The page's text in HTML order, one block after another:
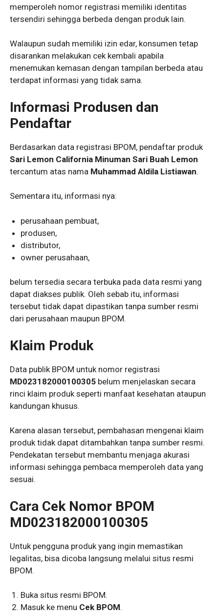
memperoleh nomor registrasi memiliki identitas
tersendiri sehingga berbeda dengan produk lain.
Walaupun sudah memiliki izin edar, konsumen tetap
disarankan melakukan cek kembali apabila
menemukan kemasan dengan tampilan berbeda atau
terdapat informasi yang tidak sama.
Informasi Produsen dan
Pendaftar
Berdasarkan data registrasi BPOM, pendaftar produk
Sari Lemon California Minuman Sari Buah Lemon
tercantum atas nama Muhammad Aldila Listiawan.
Sementara itu, informasi nya:
perusahaan pembuat,
produsen,
distributor,
owner perusahaan,
belum tersedia secara terbuka pada data resmi yang
dapat diakses publik. Oleh sebab itu, informasi
tersebut tidak dapat dipastikan tanpa sumber resmi
dari perusahaan maupun BPOM.
Klaim Produk
Data publik BPOM untuk nomor registrasi
MD023182000100305 belum menjelaskan secara
rinci klaim produk seperti manfaat kesehatan ataupun
kandungan khusus.
Karena alasan tersebut, pembahasan mengenai klaim
produk tidak dapat ditambahkan tanpa sumber resmi.
Pendekatan tersebut membantu menjaga akurasi
informasi sehingga pembaca memperoleh data yang
sesuai.
Cara Cek Nomor BPOM
MD023182000100305
Untuk pengguna produk yang ingin memastikan
legalitas, bisa dicoba langsung melalui situs resmi
BPOM.
Buka situs resmi BPOM.
Masuk ke menu Cek BPOM.